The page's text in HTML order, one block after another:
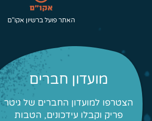
האתר פועל ברשיון אקו"ם
מועדון חברים
הצטרפו למועדון החברים של גיטר
פריק וקבלו עידכונים, הטבות